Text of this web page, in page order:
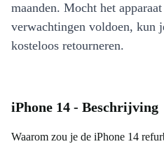
maanden. Mocht het
verwachtingen voldoen, kun
kosteloos retourneren.
iPhone 14 - Beschrijving
Waarom zou je de iPhone 14